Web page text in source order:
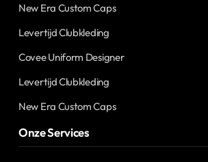
New Era Custom Caps
Levertijd Clubkleding
Covee Uniform Designer
Levertijd Clubkleding
New Era Custom Caps
Onze Services